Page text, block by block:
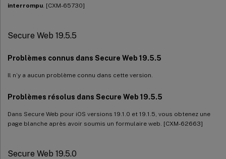
interrompu . [CXM-65730]
Secure Web 19.5.5
Problèmes connus dans Secure Web 19.5.5
Il n’y a aucun problème connu dans cette version.
Problèmes résolus dans Secure Web 19.5.5
Dans Secure Web pour iOS versions 19.1.0 et 19.1.5, vous obtenez une
page blanche après avoir soumis un formulaire web. [CXM-62663]
Secure Web 19.5.0